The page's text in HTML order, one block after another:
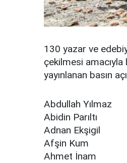
130 yazar ve
çekilmesi amacıyla
yayınlanan basın
Abdullah Yılmaz
Abidin Parıltı
Adnan Ekşigil
Afşin Kum
Ahmet İnam